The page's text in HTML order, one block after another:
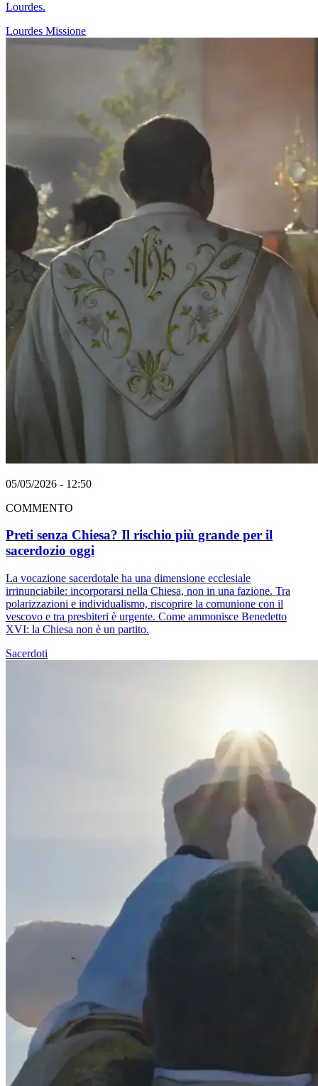
Lourdes.
Lourdes Missione
05/05/2026 - 12:50
COMMENTO
Preti senza Chiesa? Il rischio più grande per il
sacerdozio oggi
La vocazione sacerdotale ha una dimensione ecclesiale
irrinunciabile: incorporarsi nella Chiesa, non in una fazione. Tra
polarizzazioni e individualismo, riscoprire la comunione con il
vescovo e tra presbiteri è urgente. Come ammonisce Benedetto
XVI: la Chiesa non è un partito.
Sacerdoti